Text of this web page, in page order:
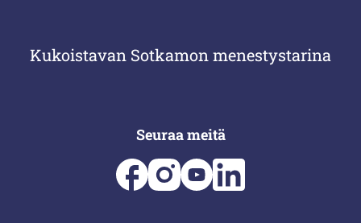
Kukoistavan Sotkamon menestystarina
Seuraa meitä